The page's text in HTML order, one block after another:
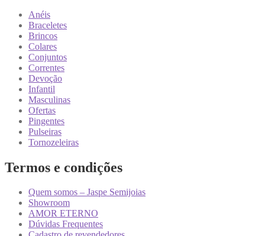
Anéis
Braceletes
Brincos
Colares
Conjuntos
Correntes
Devoção
Infantil
Masculinas
Ofertas
Pingentes
Pulseiras
Tornozeleiras
Termos e condições
Quem somos – Jaspe Semijoias
Showroom
AMOR ETERNO
Dúvidas Frequentes